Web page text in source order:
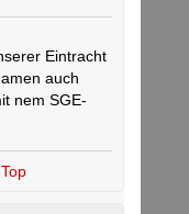
Eintracht
auch
nem SGE-